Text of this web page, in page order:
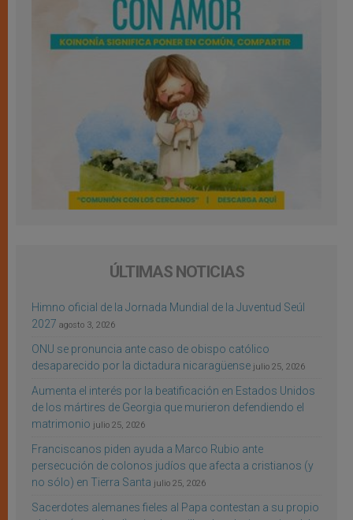
ÚLTIMAS NOTICIAS
Himno oficial de la Jornada Mundial de la Juventud Seúl
2027 agosto 3, 2026
ONU se pronuncia ante caso de obispo católico
desaparecido por la dictadura nicaragüense julio 25, 2026
Aumenta el interés por la beatificación en Estados Unidos
de los mártires de Georgia que murieron defendiendo el
matrimonio julio 25, 2026
Franciscanos piden ayuda a Marco Rubio ante
persecución de colonos judíos que afecta a cristianos (y
no sólo) en Tierra Santa julio 25, 2026
Sacerdotes alemanes fieles al Papa contestan a su propio